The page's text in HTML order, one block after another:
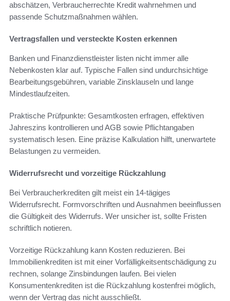
abschätzen, Verbraucherrechte Kredit wahrnehmen und
passende Schutzmaßnahmen wählen.
Vertragsfallen und versteckte Kosten erkennen
Banken und Finanzdienstleister listen nicht immer alle
Nebenkosten klar auf. Typische Fallen sind undurchsichtige
Bearbeitungsgebühren, variable Zinsklauseln und lange
Mindestlaufzeiten.
Praktische Prüfpunkte: Gesamtkosten erfragen, effektiven
Jahreszins kontrollieren und AGB sowie Pflichtangaben
systematisch lesen. Eine präzise Kalkulation hilft, unerwartete
Belastungen zu vermeiden.
Widerrufsrecht und vorzeitige Rückzahlung
Bei Verbraucherkrediten gilt meist ein 14-tägiges
Widerrufsrecht. Formvorschriften und Ausnahmen beeinflussen
die Gültigkeit des Widerrufs. Wer unsicher ist, sollte Fristen
schriftlich notieren.
Vorzeitige Rückzahlung kann Kosten reduzieren. Bei
Immobilienkrediten ist mit einer Vorfälligkeitsentschädigung zu
rechnen, solange Zinsbindungen laufen. Bei vielen
Konsumentenkrediten ist die Rückzahlung kostenfrei möglich,
wenn der Vertrag das nicht ausschließt.